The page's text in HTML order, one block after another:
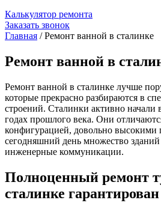
Калькулятор ремонта
Заказать звонок
Главная / Ремонт ванной в сталинке
Ремонт ванной в
Ремонт ванной в сталинке лучше
которые прекрасно разбираются в
строений. Сталинки активно начали
годах прошлого века. Они
конфигурацией, довольно высокими
сегодняшний день множество
инженерные коммуникации.
Полноценный ремонт
сталинке гарантирован